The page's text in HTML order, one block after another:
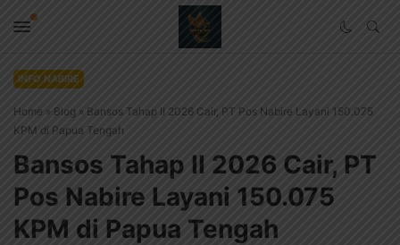
INFO NABIRE
Home » Blog » Bansos Tahap II 2026 Cair, PT Pos Nabire Layani 150.075
KPM di Papua Tengah
Bansos Tahap II 2026 Cair, PT
Pos Nabire Layani 150.075
KPM di Papua Tengah